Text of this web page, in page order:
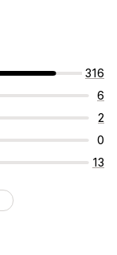
316
6
2
0
13